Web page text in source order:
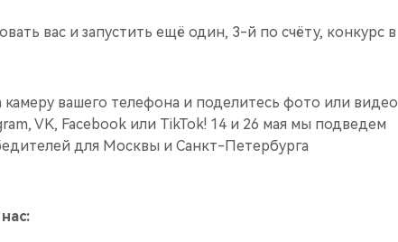
вас и запустить ещё один, 3-й по счёту, конкурс в
вашего телефона и поделитесь фото или видео
VK, Facebook или TikTok! 14 и 26 мая мы подведем
для Москвы и Санкт-Петербурга